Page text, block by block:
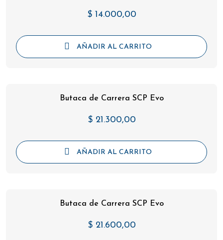
$14.000,00
AÑADIR AL CARRITO
Butaca de Carrera SCP Evo
$21.300,00
AÑADIR AL CARRITO
Butaca de Carrera SCP Evo
$21.600,00